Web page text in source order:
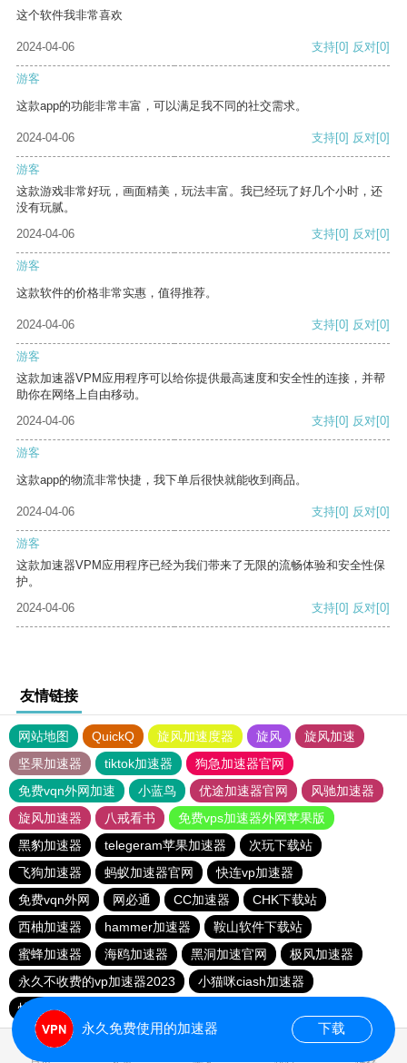
这个软件我非常喜欢
2024-04-06 支持[0] 反对[0]
游客
这款app的功能非常丰富，可以满足我不同的社交需求。
2024-04-06 支持[0] 反对[0]
游客
这款游戏非常好玩，画面精美，玩法丰富。我已经玩了好几个小时，还
没有玩腻。
2024-04-06
支持[0] 反对[0]
游客
这款软件的价格非常实惠，值得推荐。
2024-04-06 支持[0] 反对[0]
游客
这款加速器VPM应用程序可以给你提供最高速度和安全性的连接，并帮
助你在网络上自由移动。
2024-04-06
支持[0] 反对[0]
游客
这款app的物流非常快捷，我下单后很快就能收到商品。
2024-04-06 支持[0] 反对[0]
游客
这款加速器VPM应用程序已经为我们带来了无限的流畅体验和安全性保
护。
2024-04-06
支持[0] 反对[0]
友情链接
网站地图 QuickQ 旋风加速度器 旋风
旋风加速
坚果加速器
tiktok加速器
狗急加速器官网
免费vqn外网加速
小蓝鸟 优途加速器官网
风驰加速器
旋风加速器
八戒看书
免费vps加速器外网苹果版
黑豹加速器
telegeram苹果加速器
次玩下载站
飞狗加速器
蚂蚁加速器官网
快连vp加速器
免费vqn外网
网必通 CC加速器
CHK下载站
西柚加速器
hammer加速器
鞍山软件下载站
蜜蜂加速器
海鸥加速器 黑洞加速官网
极风加速器
永久不收费的vp加速器2023
小猫咪ciash加速器
快喵vpv加速器
永久免费使用的加速器 下载